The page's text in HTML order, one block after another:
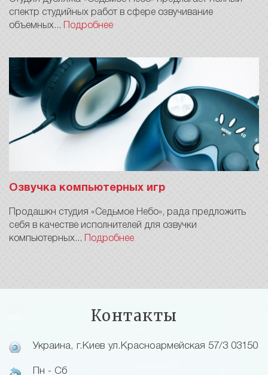
спектр студийных работ в сфере озвучивание
объемных...
Подробнее
Озвучка компьютерных игр
Продашкн студия «Седьмое Небо», рада предложить
себя в качестве исполнителей для озвучки
компьютерных...
Подробнее
Контакты
Украина, г.Киев ул.Красноармейская 57/3 03150
Пн - Сб